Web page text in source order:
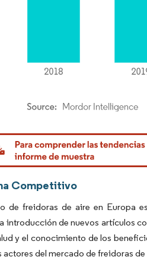
Intelligence. El uso requiere atribución
Competitivo
de freidoras de aire en Europa
introducción de nuevos artículos
y el conocimiento de los
del mercado de freidoras